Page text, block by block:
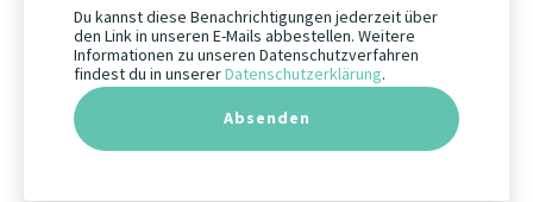
Du kannst diese Benachrichtigungen jederzeit über
den Link in unseren E-Mails abbestellen. Weitere
Informationen zu unseren Datenschutzverfahren
findest du in unsererDatenschutzerklärung.